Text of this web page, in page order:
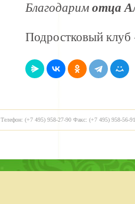
Благодарим отца
Подростковый
Телефон: (+7 495) 958-27-90 Факс: (+7 495) 958-56-